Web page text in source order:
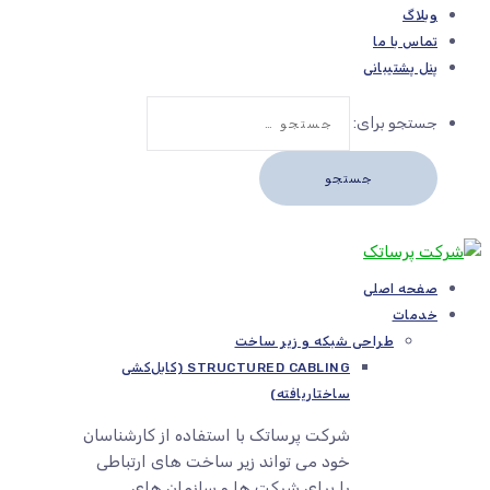
وبلاگ
تماس با ما
پنل پشتیبانی
جستجو برای:
صفحه اصلی
خدمات
طراحی شبکه و زیر ساخت
STRUCTURED CABLING (کابل‌کشی
ساختاریافته)
شرکت پرساتک با استفاده از کارشناسان
خود می تواند زیر ساخت های ارتباطی